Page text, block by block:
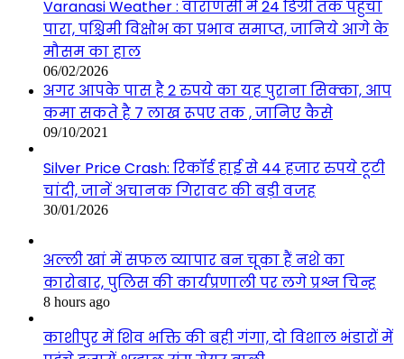
Varanasi Weather : वाराणसी में 24 डिग्री तक पहुंचा
पारा, पश्चिमी विक्षोभ का प्रभाव समाप्त, जानिये आगे के
मौसम का हाल
06/02/2026
अगर आपके पास है 2 रुपये का यह पुराना सिक्का, आप
कमा सकते है 7 लाख रूपए तक , जानिए कैसे
09/10/2021
Silver Price Crash: रिकॉर्ड हाई से 44 हजार रुपये टूटी
चांदी, जानें अचानक गिरावट की बड़ी वजह
30/01/2026
अल्ली खां में सफल व्यापार बन चूका हैं नशे का
कारोबार, पुलिस की कार्यप्रणाली पर लगे प्रश्न चिन्ह
8 hours ago
काशीपुर में शिव भक्ति की बही गंगा, दो विशाल भंडारों में